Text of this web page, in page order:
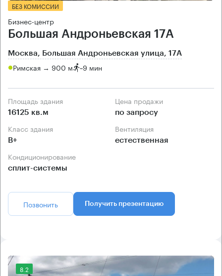
БЕЗ КОМИССИИ
Бизнес-центр
Большая Андроньевская 17А
Москва, Большая Андроньевская улица, 17А
Римская → 900 м ~9 мин
Площадь здания
16125 кв.м
Цена продажи
по запросу
Класс здания
B+
Вентиляция
естественная
Кондиционирование
сплит-системы
Позвонить Получить презентацию
8.2